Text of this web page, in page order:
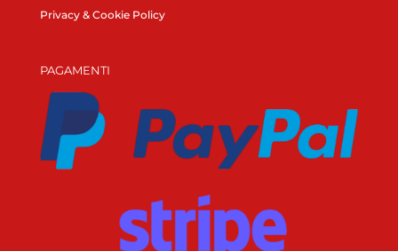
Privacy & Cookie Policy
PAGAMENTI